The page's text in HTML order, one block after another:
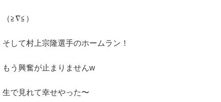
（≧∇≦）
そして村上宗隆選手のホームラン！
もう興奮が止まりませんw
生で見れて幸せやった〜